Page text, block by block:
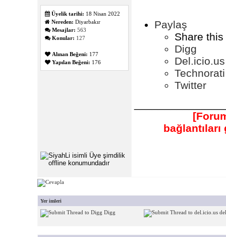
Üyelik tarihi: 18 Nisan 2022
Nereden: Diyarbakır
Mesajlar: 563
Konular: 127
Alınan Beğeni: 177
Yapılan Beğeni: 176
Paylaş
Share
Digg
Del.icio.us
Technorati
Twitter
Yer imleri
Digg